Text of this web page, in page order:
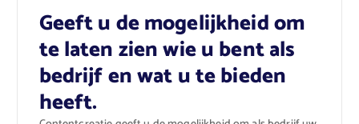
Geeft u de mogelijkheid om
te laten zien wie u bent als
bedrijf en wat u te bieden
heeft.